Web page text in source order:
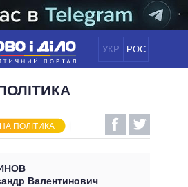
УКР РОС
НОВИНИ
ПОЛІТИКА
ЕКОНОМІКА
СВІТ
ОБIЦЯНКИ
ПОЛІТИКА
Валентинович